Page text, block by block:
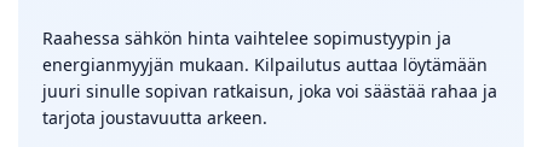
Raahessa sähkön hinta vaihtelee sopimustyypin ja
energianmyyjän mukaan. Kilpailutus auttaa löytämään
juuri sinulle sopivan ratkaisun, joka voi säästää rahaa ja
tarjota joustavuutta arkeen.